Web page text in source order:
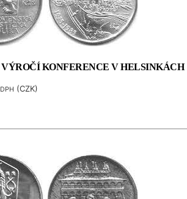
VÝROČÍ KONFERENCE V HELSINKÁCH
(CZK)